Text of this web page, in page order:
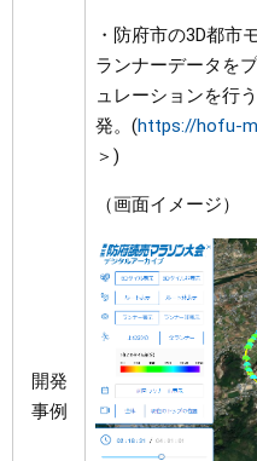
開発
事例
・防府市の3D都市
ランナーデータを
ュレーションを行
発。(https://hofu-
＞ )
（画面イメージ）